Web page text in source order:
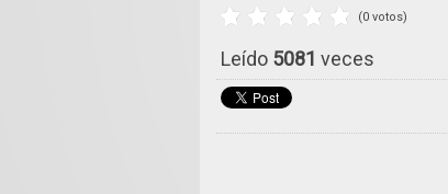
(0 votos)
Leído 5081 veces